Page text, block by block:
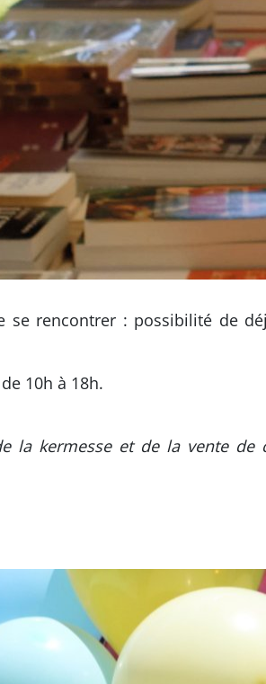
se rencontrer : possibilité de
10h à 18h.
la kermesse et de la vente